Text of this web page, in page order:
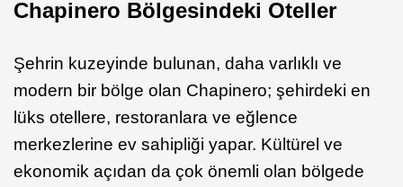
Chapinero Bölgesindeki Oteller
Şehrin kuzeyinde bulunan, daha varlıklı ve
modern bir bölge olan Chapinero; şehirdeki en
lüks otellere, restoranlara ve eğlence
merkezlerine ev sahipliği yapar. Kültürel ve
ekonomik açıdan da çok önemli olan bölgede